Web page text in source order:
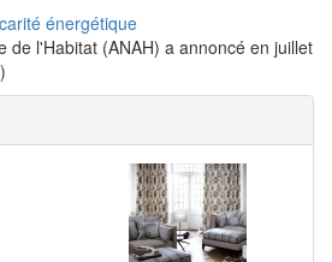
énergétique
de l'Habitat (ANAH) a annoncé en juillet